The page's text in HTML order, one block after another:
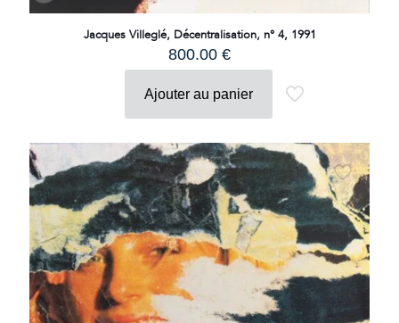
Jacques Villeglé, Décentralisation, n° 4, 1991
800.00 €
Ajouter au panier